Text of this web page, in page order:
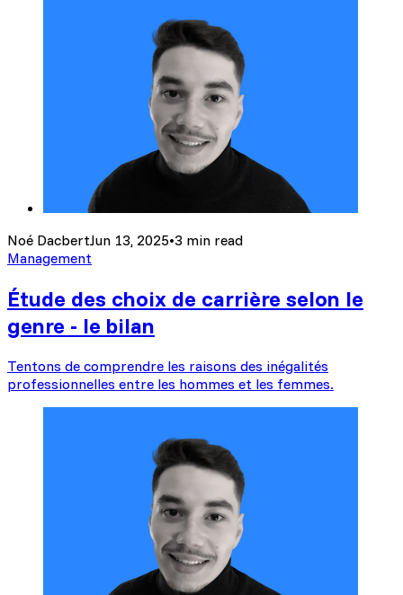
Noé DacbertJun 13, 2025•3 min read
Management
Étude des choix de carrière selon le
genre - le bilan
Tentons de comprendre les raisons des inégalités
professionnelles entre les hommes et les femmes.